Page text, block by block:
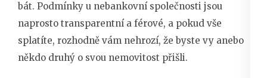
bát. Podmínky u nebankovní společnosti jsou
naprosto transparentní a férové, a pokud vše
splatíte, rozhodně vám nehrozí, že byste vy anebo
někdo druhý o svou nemovitost přišli.